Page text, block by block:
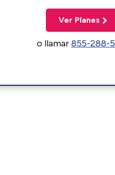
Ver Planes
o llamar855-288-